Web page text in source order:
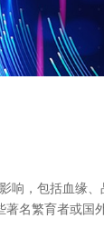
响，包括血缘
名繁育者或国